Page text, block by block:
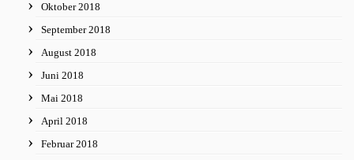
Oktober 2018
September 2018
August 2018
Juni 2018
Mai 2018
April 2018
Februar 2018